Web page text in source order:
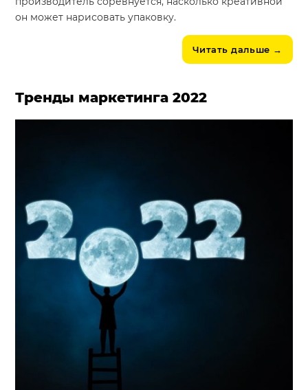
он может нарисовать упаковку.
Читать дальше →
Тренды маркетинга 2022